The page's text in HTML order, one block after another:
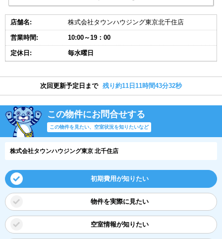
店舗名: 株式会社タウンハウジング東京北千住店
営業時間: 10:00～19：00
定休日: 毎水曜日
次回更新予定日まで 残り約11日11時間43分31秒
この物件にお問合せする
この物件を見たい、空室状況を知りたいなど
株式会社タウンハウジング東京 北千住店
初期費用が知りたい
物件を実際に見たい
空室情報が知りたい